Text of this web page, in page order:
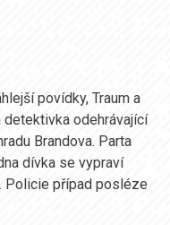
povídky, Traum a
detektivka odehrávající
Brandova. Parta
dívka se vypraví
Policie případ posléze